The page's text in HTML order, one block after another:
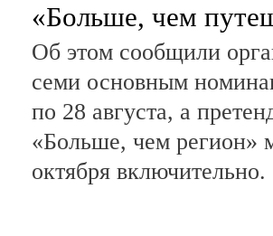
«Больше, чем
Об этом сообщили
семи основным
по 28 августа, а
«Больше, чем регион»
октября включительно.